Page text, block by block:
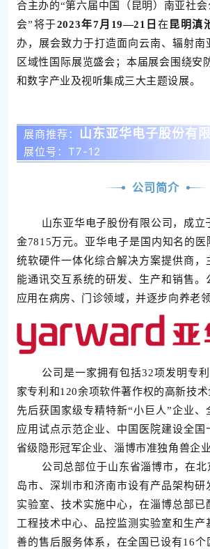
合主办的“第六届中国（昆明）南亚社
会”将于2023年7月 19—21 日 在 昆明滇
办，展会致力于打造面向云南、辐射南
区域性国际展览盛会； 本届展会围绕安
和数字产业及视听集成三大主题设展。
展商推荐： 山东亚华电子股份有
展位号：T7-12
公司简介
山东亚华电子股份有限公司，成立
金7815万元。亚华电子是国内知名的医
统软硬件一体化综合解决方案提供商，
能通讯交互系统的研发、生产和销售。
应用在病房、门诊领域，并逐步向养老领
公司是一家拥有包括32项发明专
家专利和120余项软件著作权的高新技术
先后获国家级专精特新“小巨人”企业
应用试点示范企业、中国医院建设全国
省级隐形冠军企业、淄博市准独角兽企业
公司总部位于山东省淄博市，在
岛市、深圳市和济南市设有产品架构研
实验室、技术实施中心，在淄博总部已
工程技术中心、品控监测实验室和生产
善的售后服务体系，在全国已设有16个